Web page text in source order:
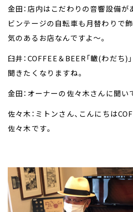
金田：店内はこだわりの音響設備が
ビンテージの自転車も月替わりで
気のあるお店なんですよ～。
臼井：COFFEE＆BEER「轍(わだち)
聞きたくなりますね。
金田：オーナーの佐々木さんに聞い
佐々木：ミトンさん、こんにちは
佐々木です。